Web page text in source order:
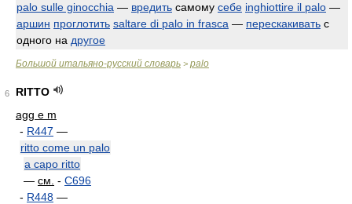
palo sulle ginocchia — вредить самому себе inghiottire il palo —
аршин проглотить saltare di palo in frasca — перескакивать с
одного на другое
Большой итальяно-русский словарь > palo
6
RITTO
agg e m
- R447 —
ritto come un palo
a capo ritto
— см. - C696
- R448 —